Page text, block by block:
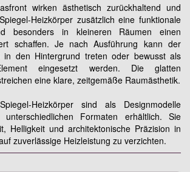
wirken ästhetisch zurückhaltend und
Heizkörper zusätzlich eine funktionale
besonders in kleineren Räumen einen
schaffen. Je nach Ausführung kann der
in den Hintergrund treten oder bewusst als
eingesetzt werden. Die glatten
eine klare, zeitgemäße Raumästhetik.
Heizkörper sind als Designmodelle
Formaten erhältlich. Sie
Helligkeit und architektonische Präzision in
zuverlässige Heizleistung zu verzichten.